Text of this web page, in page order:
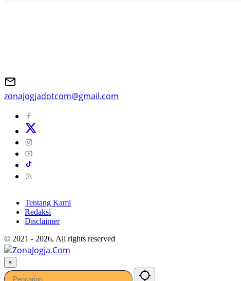
zonajogjadotcom@gmail.com
Tentang Kami
Redaksi
Disclaimer
© 2021 - 2026, All rights reserved
×